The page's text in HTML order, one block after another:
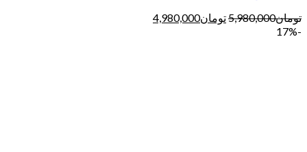
تومان5,980,000تومان4,980,000
-17%